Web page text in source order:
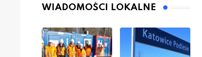
WIADOMOŚCI LOKALNE